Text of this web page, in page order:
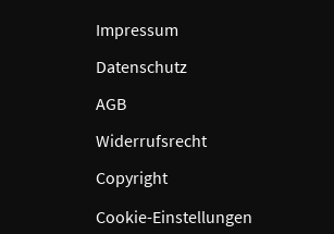
Impressum
Datenschutz
AGB
Widerrufsrecht
Copyright
Cookie-Einstellungen